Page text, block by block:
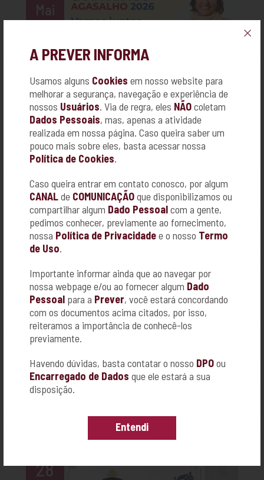
A PREVER INFORMA
Usamos alguns Cookies em nosso website para
melhorar a segurança, navegação e experiência de
nossos Usuários. Via de regra, eles NÃOcoletam
Dados Pessoais, mas, apenas a atividade
realizada em nossa página. Caso queira saber um
pouco mais sobre eles, basta acessar nossa
Política de Cookies.
Caso queira entrar em contato conosco, por algum
CANALde COMUNICAÇÃOque disponibilizamos ou
compartilhar algum Dado Pessoalcom a gente,
pedimos conhecer, previamente ao fornecimento,
nossa Política de Privacidadee o nosso Termo
de Uso.
Importante informar ainda que ao navegar por
nossa webpage e/ou ao fornecer algum Dado
Pessoal para a Prever, você estará concordando
com os documentos acima citados, por isso,
reiteramos a importância de conhecê-los
previamente.
Havendo dúvidas, basta contatar o nosso DPOou
Encarregado de Dados que ele estará a sua
disposição.
Entendi
Mai
CAMPANHA DO AGASALHO 2026
O inverno chegou e muitas famílias precisam
da sua ajuda.
02
Mar
26
+
UM CONVITE ESPECIAL PARA VOCÊ,
MULHER!
Com muito carinho, a Família Prever preparou
28